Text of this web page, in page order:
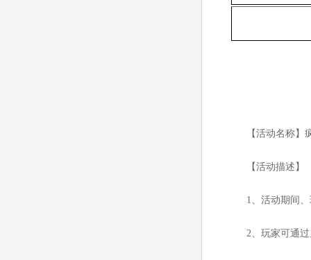
【活动名称】
【活动描述】
1、活动期间
2、玩家可通